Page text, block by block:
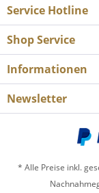
Service Hotline
Shop Service
Informationen
Newsletter
* Alle Preise inkl.